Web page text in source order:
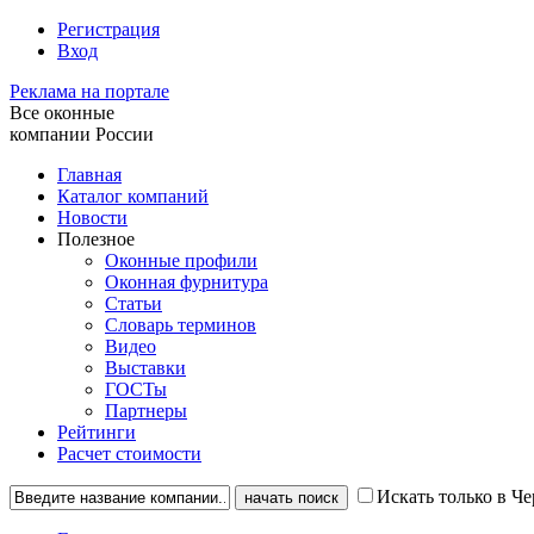
Регистрация
Вход
Реклама на портале
Все оконные
компании России
Главная
Каталог компаний
Новости
Полезное
Оконные профили
Оконная фурнитура
Статьи
Словарь терминов
Видео
Выставки
ГОСТы
Партнеры
Рейтинги
Расчет стоимости
Искать только в